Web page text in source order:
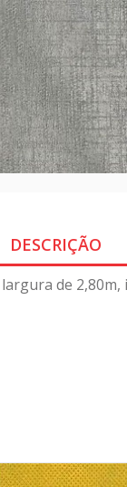
DESCRIÇÃO
de